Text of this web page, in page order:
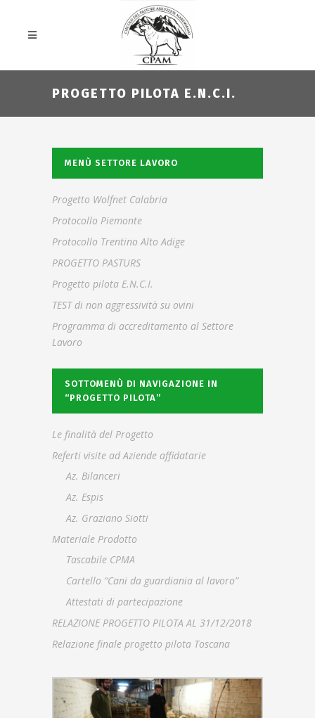
PROGETTO PILOTA E.N.C.I.
MENÙ SETTORE LAVORO
Progetto Wolfnet Calabria
Protocollo Piemonte
Protocollo Trentino Alto Adige
PROGETTO PASTURS
Progetto pilota E.N.C.I.
TEST di non aggressività su ovini
Programma di accreditamento al Settore
Lavoro
SOTTOMENÙ DI NAVIGAZIONE IN
“PROGETTO PILOTA”
Le finalità del Progetto
Referti visite ad Aziende affidatarie
Az. Bilanceri
Az. Espis
Az. Graziano Siotti
Materiale Prodotto
Tascabile CPMA
Cartello “Cani da guardiania al lavoro”
Attestati di partecipazione
RELAZIONE PROGETTO PILOTA AL 31/12/2018
Relazione finale progetto pilota Toscana